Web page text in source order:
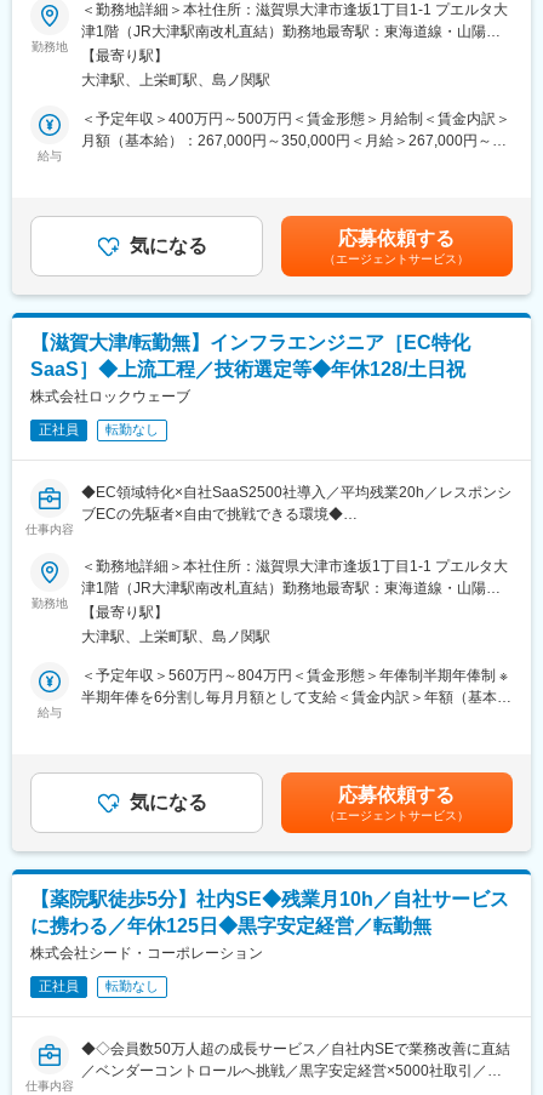
新機能の一部モジュールを担当し、PHP等を本格習得。先輩とペ
ア作業で上流～下流工程を理解。
○半年後～
まで一貫担当できるレベルへ成長。将来的にリードエンジニアや
フルスタックを目指す。
・定期的な技術フォローおよび業務サポートを実施
・開発フロー・コードレビュー体制が整備されており、未経験者
でも安心して成長できる環境
■組織体制：
エンジニアは現在管理職1名とメンバー12名が所属し、メンバー
全員でスクラム開発を実施しています。
■同社サービスについて：
企業が自社商品をWeb上で販売するECサイトを作るプラットフォ
ことが特徴です。
＼スマホEC時代の到来を予見し、日本初のレスポンシブECサイ
ト構築プラットフォーム『aishipR』を開発。国内導入実績2,500
社以上／未経験から活躍できる風土◎／
■業務概要：
ECサイトを構築運営するためのプラットフォームを提供する
■開発環境
・バージョン管理：Github
・ローカル開発環境：Docker
・プロセス：アジャイル-スクラム
■研修制度： ＼未経験でも安心して成長できる◎／
○入社後～2か月
・自社ECプロダクトのデモ環境で機能構成・仕様を理解し、開発
フローの基礎を習得。
・軽微な不具合修正を担当し、先輩からのFBを通じて、品質基準
と実務の流れを習得。
○3～6ヶ月後
新機能の一部モジュールを担当し、PHP等を本格習得。先輩とペ
ア作業で上流～下流工程を理解。
要件整理・設計・工数見積に参加し、新機能を設計からリリース
まで一貫担当できるレベルへ成長。将来的にリードエンジニアや
・入社時に専属メンター（先輩エンジニア）をアサイン
・定期的な技術フォローおよび業務サポートを実施
・開発フロー・コードレビュー体制が整備されており、未経験者
でも安心して成長できる環境
■組織体制：
エンジニアは現在管理職1名とメンバー12名が所属し、メンバー
全員でスクラム開発を実施しています。
■同社サービスについて：
タマイズ性の高さ」「ECを活かした専門サービスが豊富」である
ことが特徴です。
勤務地
＜勤務地詳細＞本社住所：滋賀県大津市逢坂1丁目1-1 プエルタ大
津1階（JR大津駅南改札直結）勤務地最寄駅：東海道線・山陽本
線／大津駅受動喫煙対策：屋内全面禁煙
【最寄り駅】
大津駅、上栄町駅、島ノ関駅
給与
＜予定年収＞400万円～500万円＜賃金形態＞月給制＜賃金内訳＞
月額（基本給）：267,000円～350,000円＜月給＞267,000円～
あります。月給(月額)は固定手当を含めた表記です。
気になる 応募依頼する
（エージェントサービス）
【滋賀大津/転勤無】インフラエンジニア［EC特化
SaaS］◆上流工程／技術選定等◆年休128/土日祝
株式会社ロックウェーブ
正社員 転勤なし
仕事内容
◆EC領域特化×自社SaaS2500社導入／平均残業20h／レスポンシ
ブECの先駆者×自由で挑戦できる環境◆
＼スマホEC時代の到来を予見し、日本初のレスポンシブECサイ
ト構築プラットフォーム『aishipR』を開発。以来、ギフト・食
品・レンタル領域などで特化型ECを次々と創出し、国内導入実績
2,500社以上／特定分野シェアNo.1のSaaSベンダーへと成長／び
わ湖畔の本社から、全国の中小企業ECに“売れる体験”を提供中！
けます。自社プロダクト『aiship』の新機能開発、改修、アーキ
テクチャ見直しなどをチームで推進なども期待しており、経営層
と連携しながら技術選定にも関与できます。
■開発環境
・インフラ：AWS
・構成環境：LAMP（Linux、Apache、MySQL、PHP）
・使用言語：PHP、SQL、JavaScript、HTML、CSS
・バージョン管理：Github
・ローカル開発環境：Docker
・プロセス：アジャイル-スクラム
■組織体制とご活躍まで：
勤務地
＜勤務地詳細＞本社住所：滋賀県大津市逢坂1丁目1-1 プエルタ大
津1階（JR大津駅南改札直結）勤務地最寄駅：東海道線・山陽本
線／大津駅受動喫煙対策：屋内全面禁煙
【最寄り駅】
大津駅、上栄町駅、島ノ関駅
給与
＜予定年収＞560万円～804万円＜賃金形態＞年俸制半期年俸制 ※
半期年俸を6分割し毎月月額として支給＜賃金内訳＞年額（基本
割）（一律手当を含む）＜昇給有無＞有＜残業手当＞有＜給与補
足＞■給与改定：年2回（11月・5月）■査定方法：自己評価及び上
席評価賃金はあくまでも目安の金額であり、選考を通じて上下す
る可能性があります。月給(月額)は固定手当を含めた表記です。
気になる 応募依頼する
（エージェントサービス）
【薬院駅徒歩5分】社内SE◆残業月10h／自社サービス
に携わる／年休125日◆黒字安定経営／転勤無
株式会社シード・コーポレーション
正社員 転勤なし
仕事内容
◆◇会員数50万人超の成長サービス／自社内SEで業務改善に直結
／ベンダーコントロールへ挑戦／黒字安定経営×5000社取引／残